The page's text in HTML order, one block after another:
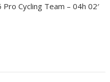
Cycling Team – 04h 02′